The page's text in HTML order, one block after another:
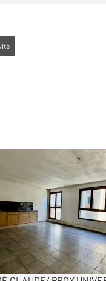
42
F3 à vendre
€
dédié